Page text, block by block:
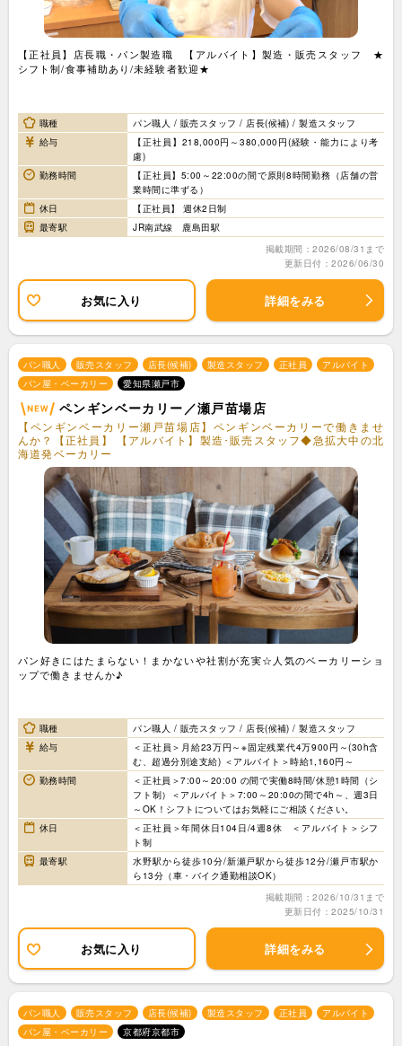
【正社員】店長職・パン製造職 【アルバイト】製造・販売スタッフ ★
シフト制/食事補助あり/未経験者歓迎★
職種
パン職人 / 販売スタッフ / 店長(候補) / 製造スタッフ
給与
【正社員】218,000円～380,000円(経験・能力により考
慮)
勤務時間
【正社員】5:00～22:00の間で原則8時間勤務（店舗の営
業時間に準ずる）
休日
【正社員】 週休2日制
最寄駅
JR南武線 鹿島田駅
掲載期間：2026/08/31まで
更新日付：2026/06/30
お気に入り 詳細をみる
パン職人 販売スタッフ 店長(候補) 製造スタッフ 正社員
アルバイト
パン屋・ベーカリー
愛知県瀬戸市
ペンギンベーカリー／瀬戸苗場店
【ペンギンベーカリー瀬戸苗場店】ペンギンベーカリーで働きませ
んか？【正社員】 【アルバイト】製造･販売スタッフ◆急拡大中の北
海道発ベーカリー
パン好きにはたまらない！まかないや社割が充実☆人気のベーカリーショ
ップで働きませんか♪
職種
パン職人 / 販売スタッフ / 店長(候補) / 製造スタッフ
給与
＜正社員＞月給23万円～※固定残業代4万900円～(30h含
む、超過分別途支給) ＜アルバイト＞時給1,160円～
勤務時間
＜正社員＞7:00～20:00 の間で実働8時間/休憩1時間（シ
フト制）＜アルバイト＞7:00～20:00の間で4h～、週3日
～OK！シフトについてはお気軽にご相談ください。
休日
＜正社員＞年間休日104日/4週8休 ＜アルバイト＞シフ
ト制
最寄駅
水野駅から徒歩10分/新瀬戸駅から徒歩12分/瀬戸市駅か
ら13分（車・バイク通勤相談OK）
掲載期間：2026/10/31まで
更新日付：2025/10/31
お気に入り 詳細をみる
パン職人 販売スタッフ 店長(候補) 製造スタッフ 正社員
アルバイト
パン屋・ベーカリー
京都府京都市